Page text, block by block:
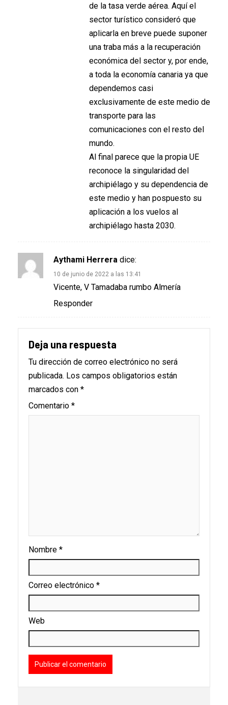
de la tasa verde aérea. Aquí el
sector turístico consideró que
aplicarla en breve puede suponer
una traba más a la recuperación
económica del sector y, por ende,
a toda la economía canaria ya que
dependemos casi
exclusivamente de este medio de
transporte para las
comunicaciones con el resto del
mundo.
Al final parece que la propia UE
reconoce la singularidad del
archipiélago y su dependencia de
este medio y han pospuesto su
aplicación a los vuelos al
archipiélago hasta 2030.
Aythami Herrera dice:
10 de junio de 2022 a las 13:41
Vicente, V Tamadaba rumbo Almería
Responder
Deja una respuesta
Tu dirección de correo electrónico no será
publicada. Los campos obligatorios están
marcados con *
Comentario *
Nombre *
Correo electrónico *
Web